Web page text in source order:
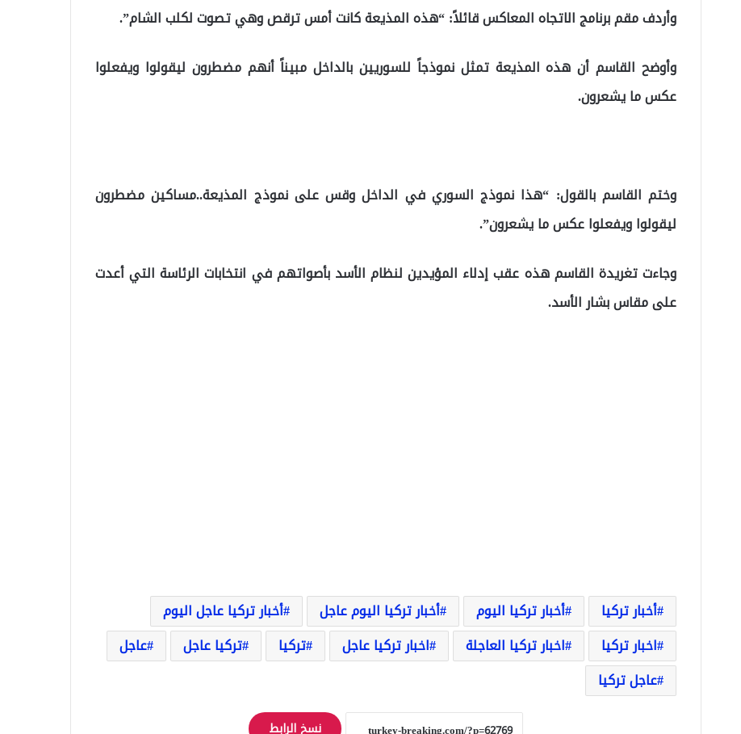
وأردف مقم برنامج الاتجاه المعاكس قائلاً: “هذه المذيعة كانت أمس ترقص وهي تصوت لكلب الشام”.
وأوضح القاسم أن هذه المذيعة تمثل نموذجاً للسوريين بالداخل مبيناً أنهم مضطرون ليقولوا ويفعلوا
عكس ما يشعرون.
وختم القاسم بالقول: “هذا نموذج السوري في الداخل وقس على نموذج المذيعة..مساكين مضطرون
ليقولوا ويفعلوا عكس ما يشعرون”.
وجاءت تغريدة القاسم هذه عقب إدلاء المؤيدين لنظام الأسد بأصواتهم في انتخابات الرئاسة التي أعدت
على مقاس بشار الأسد.
أخبار تركيا أخبار تركيا اليوم أخبار تركيا اليوم عاجل
أخبار تركيا عاجل اليوم
اخبار تركيا
اخبار تركيا العاجلة اخبار تركيا عاجل تركيا تركيا عاجل
عاجل
عاجل تركيا
نسخ الرابط